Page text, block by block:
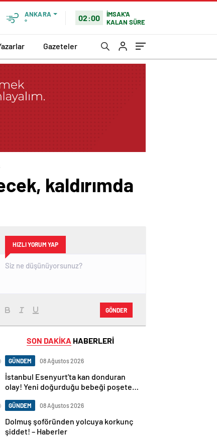
ANKARA
°
02:00
İMSAK'A
KALAN SÜRE
Gazeteler
kaldırımda
HIZLI YORUM YAP
GÖNDER
SON DAKİKA HABERLERİ
GÜNDEM 08 Ağustos 2026
İstanbul Esenyurt'ta kan donduran
olay! Yeni doğurduğu bebeği poşete
haberleri
GÜNDEM 08 Ağustos 2026
Dolmuş şoföründen yolcuya korkunç
şiddet! – Haberler